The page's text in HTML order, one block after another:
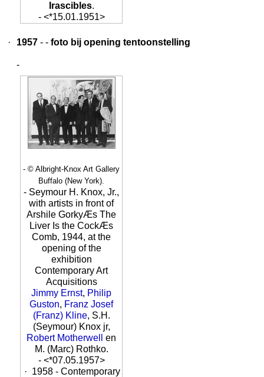
Irascibles.
- <*15.01.1951>
· 1957 - - foto bij opening tentoonstelling
-
- © Albright-Knox Art Gallery
Buffalo (New York).
- Seymour H. Knox, Jr.,
with artists in front of
Arshile GorkyÆs The
Liver Is the CockÆs
Comb, 1944, at the
opening of the
exhibition
Contemporary Art
Acquisitions
Jimmy Ernst, Philip
Guston, Franz Josef
(Franz) Kline, S.H.
(Seymour) Knox jr,
Robert Motherwell
en
M. (Marc) Rothko.
- <*07.05.1957>
· 1958 - Contemporary